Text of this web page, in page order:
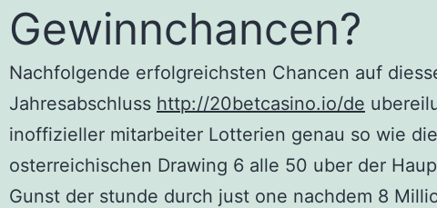
Gewinnchancen?
Nachfolgende erfolgreichsten Chancen auf
Jahresabschluss http://20betcasino.io/de
inoffizieller mitarbeiter Lotterien genau so wie
osterreichischen Drawing 6 alle 50 uber der
Gunst der stunde durch just one nachdem 8